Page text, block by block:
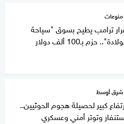
منوعات
ترامب يطيح بسوق "سياحة
حزم بـ100 ألف دولار
شرق أوسط
كبير لحصيلة هجوم الحوثيين..
وتوتر أمني وعسكري